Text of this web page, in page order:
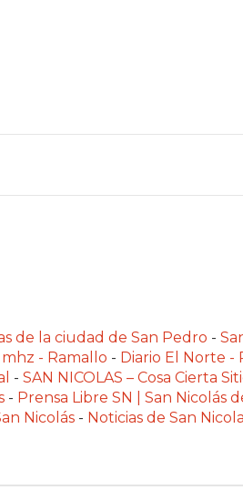
de la ciudad de San Pedro -
mhz - Ramallo - Diario El Norte -
- SAN NICOLAS – Cosa Cierta
- Prensa Libre SN | San Nicolás
Nicolás - Noticias de San